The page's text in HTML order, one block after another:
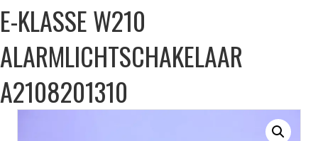
E-KLASSE W210
ALARMLICHTSCHAKELAAR
A2108201310